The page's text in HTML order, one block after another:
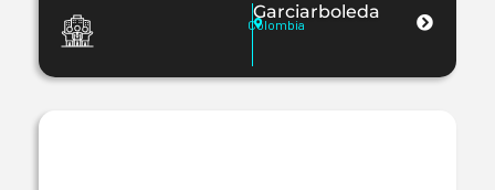
Garciarboleda
Colombia